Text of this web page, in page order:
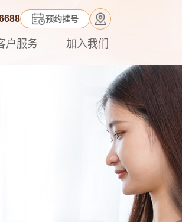
户服务 加入我们
预约挂号